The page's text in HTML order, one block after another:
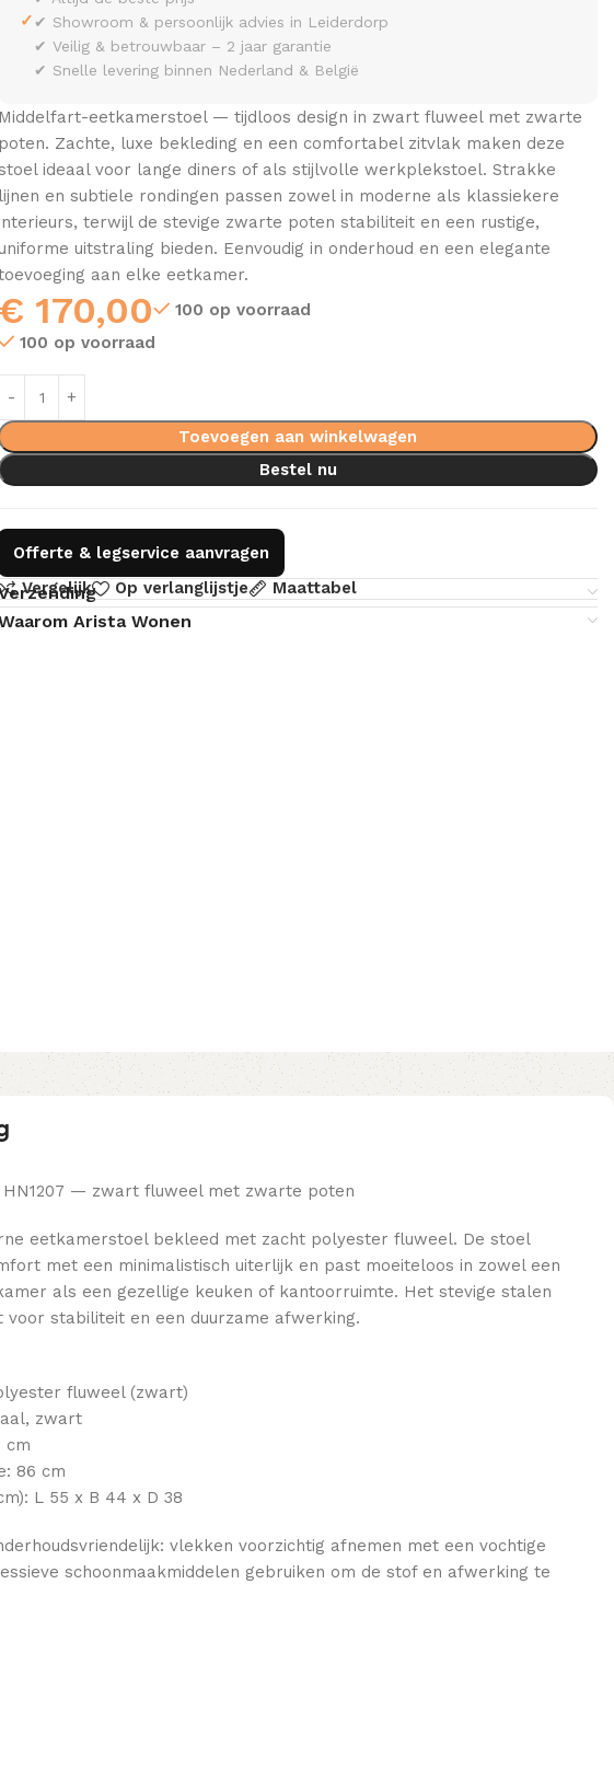
✓✔ Showroom & persoonlijk advies in Leiderdorp
✔ Veilig & betrouwbaar – 2 jaar garantie
✔ Snelle levering binnen Nederland & België
Middelfart-eetkamerstoel — tijdloos design in zwart fluweel met zwarte
poten. Zachte, luxe bekleding en een comfortabel zitvlak maken deze
ideaal voor lange diners of als stijlvolle werkplekstoel. Strakke
lijnen en subtiele rondingen passen zowel in moderne als klassiekere
terwijl de stevige zwarte poten stabiliteit en een rustige,
uitstraling bieden. Eenvoudig in onderhoud en een elegante
aan elke eetkamer.
€ 170,00
100 op voorraad
100 op voorraad
Toevoegen aan winkelwagen
Bestel nu
Offerte & legservice aanvragen
Vergelijk
Op verlanglijstje Maattabel
Arista Wonen
— zwart fluweel met zwarte poten
eetkamerstoel bekleed met zacht polyester fluweel. De stoel
met een minimalistisch uiterlijk en past moeiteloos in zowel een
als een gezellige keuken of kantoorruimte. Het stevige stalen
voor stabiliteit en een duurzame afwerking.
fluweel (zwart)
zwart
cm
86 cm
L 55 x B 44 x D 38
vlekken voorzichtig afnemen met een vochtige
schoonmaakmiddelen gebruiken om de stof en afwerking te